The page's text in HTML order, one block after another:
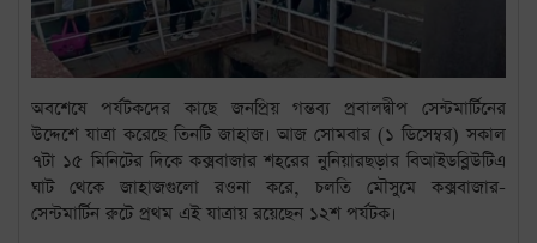
অবশেষে পর্যটকদের কাছে জনপ্রিয় গন্তব্য প্রবালদ্বীপ সেন্টমার্টিনের
উদ্দেশে যাত্রা করেছে তিনটি জাহাজ। আজ সোমবার (১ ডিসেম্বর) সকাল
৭টা ১৫ মিনিটের দিকে কক্সবাজার শহরের নুনিয়ারছড়ার বিআইডব্লিউটিএ
ঘাট থেকে জাহাজগুলো রওনা করে, চলতি মৌসুমে কক্সবাজার-
সেন্টমার্টিন রুটে প্রথম এই যাত্রায় রয়েছেন ১২শ পর্যটক।